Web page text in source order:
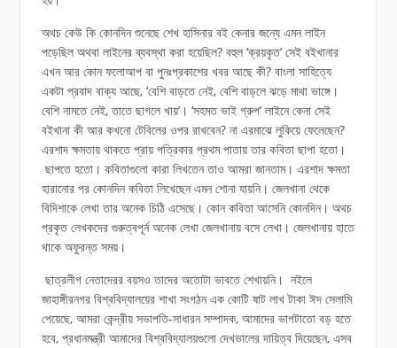
অথচ কেউ কি কোনদিন শুনেছে শেখ হাসিনার বই কেনার জন্যে এমন লাইন
পড়েছিল অথবা লাইনের ব্যবস্থা করা হয়েছিল? বহুল ‘ক্রয়কৃত’ সেই বইখানার
এখন আর কোন ফলোআপ বা পুনঃপ্রকাশের খবর আছে কী? বাংলা সাহিত্যে
একটা প্রবাদ বাক্য আছে, ‘বেশি বাড়তে নেই, বেশি বাড়লে ঝড়ে মাথা ভাঙ্গে।
বেশি নামতে নেই, তাতে ছাগলে খায়’। ‘সহমত ভাই গ্রুপ’ লাইনে কেনা সেই
বইখানা কী আর কখনো টেবিলের ওপর রাখবেন? না এরমাঝে লুকিয়ে ফেলেছেন?
এরশাদ ক্ষমতায় থাকতে প্রায় পত্রিকার প্রথম পাতায় তার কবিতা ছাপা হতো।
ছাপতে হতো। কবিতাগুলো কারা লিখতেন তাও আমরা জানতাম। এরশাদ ক্ষমতা
হারানোর পর কোনদিন কবিতা লিখেছেন এমন শোনা যায়নি। জেলখানা থেকে
বিদিশাকে লেখা তার অনেক চিঠি এসেছে। কোন কবিতা আসেনি কোনদিন। অথচ
প্রকৃত লেখকদের গুরুত্বপূর্ন অনেক লেখা জেলখানায় বসে লেখা। জেলখানায় হাতে
থাকে অফুরন্ত সময়।
ছাত্রলীগ নেতাদেরর বয়সও তাদের অতোটা ভাবতে শেখায়নি। নইলে
জাহাঙ্গীরনগর বিশ্ববিদ্যালয়ের শাখা সংগঠন এক কোটি ষাট লাখ টাকা ঈদ সেলামি
পেয়েছে, আমরা কেন্দ্রীয় সভাপতি-সাধারন সম্পাদক, আমাদের ভাগটাতো বড় হতে
হবে, প্রধানমন্ত্রী আমাদের বিশ্ববিদ্যালয়গুলো দেখভালের দায়িত্ব দিয়েছেন, এসব